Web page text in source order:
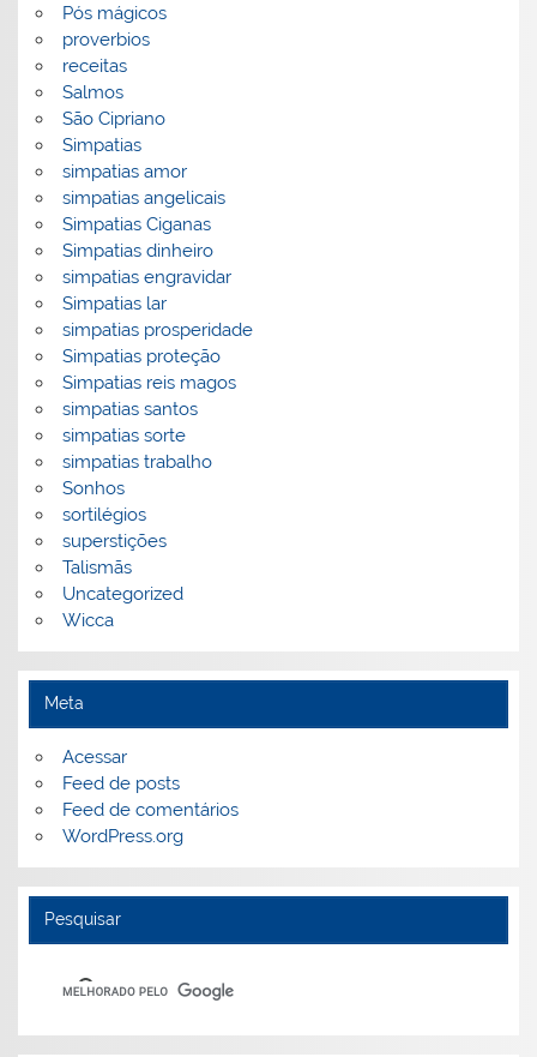
Pós mágicos
proverbios
receitas
Salmos
São Cipriano
Simpatias
simpatias amor
simpatias angelicais
Simpatias Ciganas
Simpatias dinheiro
simpatias engravidar
Simpatias lar
simpatias prosperidade
Simpatias proteção
Simpatias reis magos
simpatias santos
simpatias sorte
simpatias trabalho
Sonhos
sortilégios
superstições
Talismãs
Uncategorized
Wicca
Meta
Acessar
Feed de posts
Feed de comentários
WordPress.org
Pesquisar